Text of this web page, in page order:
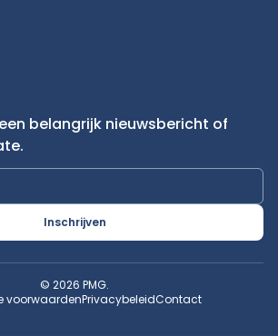
belangrijk nieuwsbericht of
Inschrijven
© 2026 PMG.
voorwaardenPrivacybeleidContact